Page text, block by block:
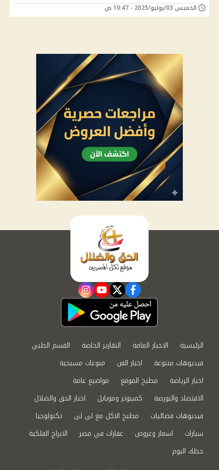
الخميس 03/يوليو/2025 - 10:47 ص
facebook
twitter
youtube
instagram
الرئيسية الاخبار العامة التقارير الخاصة
القسم الطبي
فيديوهات متنوعة
اخبار الفن
منوعات مسيحية
اخبار الرياضة
مطبخ الموقع
مواضيع عامة
الاقتصاد والبورصة
كمبيوتر وموبايل
اخبار الحق والضلال
فيديوهات فضائيات
مطبخ الاكل مع لى لى
تكنولوجيا
سيارات
اسعار وعروض عقارات في مصر
الابراج الفلكية
حظك اليوم